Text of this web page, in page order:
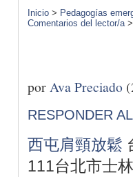
Inicio > Pedagogías
Comentarios del lector/a>
por Ava Preciado
RESPONDER
西屯肩頸放鬆
111台北市士